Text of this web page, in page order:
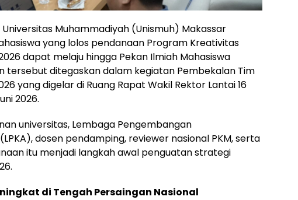
Muhammadiyah (Unismuh) Makassar
yang lolos pendanaan Program Kreativitas
dapat melaju hingga Pekan Ilmiah Mahasiswa
tersebut ditegaskan dalam kegiatan Pembekalan Tim
yang digelar di Ruang Rapat Wakil Rektor Lantai 16
2026.
universitas, Lembaga Pengembangan
dosen pendamping, reviewer nasional PKM, serta
itu menjadi langkah awal penguatan strategi
di Tengah Persaingan Nasional